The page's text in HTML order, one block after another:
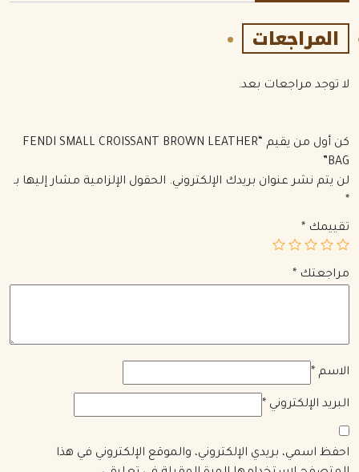
المراجعات
لا توجد مراجعات بعد.
كن أول من يقيم “FENDI SMALL CROISSANT BROWN LEATHER
BAG”
لن يتم نشر عنوان بريدك الإلكتروني. الحقول الإلزامية مشار إليها بـ
*
تقييمك *
مراجعتك *
الاسم *
البريد الإلكتروني *
احفظ اسمي، بريدي الإلكتروني، والموقع الإلكتروني في هذا